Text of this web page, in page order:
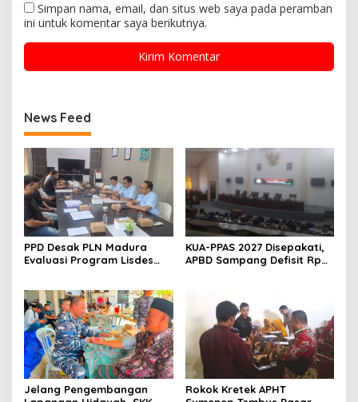
Simpan nama, email, dan situs web saya pada peramban
ini untuk komentar saya berikutnya.
News Feed
PPD Desak PLN Madura
Evaluasi Program Lisdes
KUA-PPAS 2027 Disepakati,
APBD Sampang Defisit Rp
Jelang Pengembangan
Rokok Kretek APHT